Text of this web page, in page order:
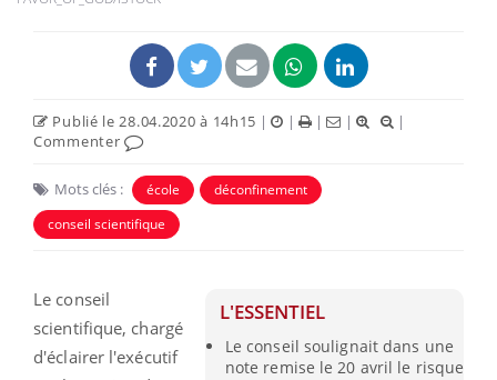
Publié le 28.04.2020 à 14h15 | | | |
|
Commenter
Mots clés : école
déconfinement
conseil scientifique
L'ESSENTIEL
Le conseil soulignait dans une
note remise le 20 avril le risque
Le conseil
scientifique, chargé
d'éclairer l'exécutif